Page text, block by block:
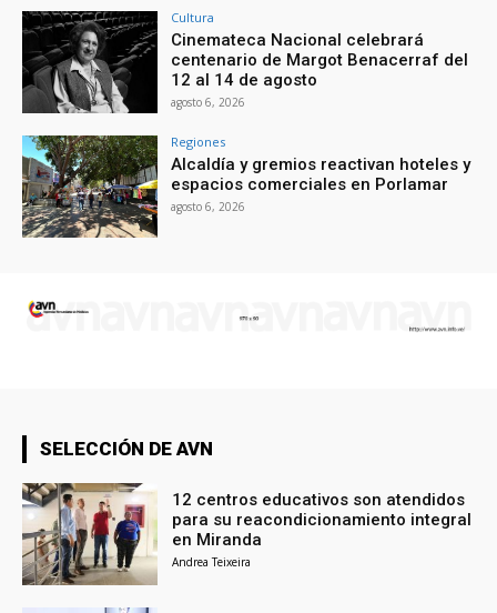
Cultura
Cinemateca Nacional celebrará
centenario de Margot Benacerraf del
12 al 14 de agosto
agosto 6, 2026
Regiones
Alcaldía y gremios reactivan hoteles y
espacios comerciales en Porlamar
agosto 6, 2026
SELECCIÓN DE AVN
12 centros educativos son atendidos
para su reacondicionamiento integral
en Miranda
Andrea Teixeira